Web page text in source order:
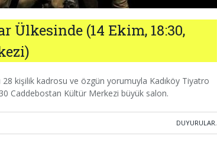
(14 Ekim, 18:30,
28 kişilik kadrosu ve özgün yorumuyla Kadıköy Tiyatro
Caddebostan Kültür Merkezi büyük salon.
DUYURULAR,